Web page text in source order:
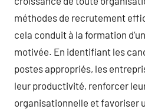
méthodes de recrutement
cela conduit à la formation
motivée. En identifiant les
postes appropriés, les
leur productivité, renforcer
organisationnelle et favoriser